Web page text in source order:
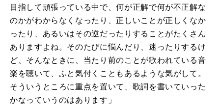
目指して頑張っている中で、何が正解で何が不正解な
のかがわからなくなったり、正しいことが正しくなか
ったり、あるいはその逆だったりすることがたくさん
ありますよね。そのたびに悩んだり、迷ったりするけ
ど、そんなときに、当たり前のことが歌われている音
楽を聴いて、ふと気付くこともあるような気がして。
そういうところに重点を置いて、歌詞を書いていった
かなっていうのはあります」